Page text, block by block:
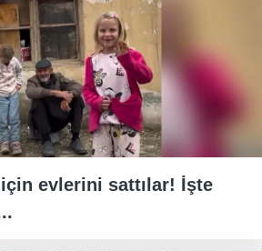
evlerini sattılar! İşte